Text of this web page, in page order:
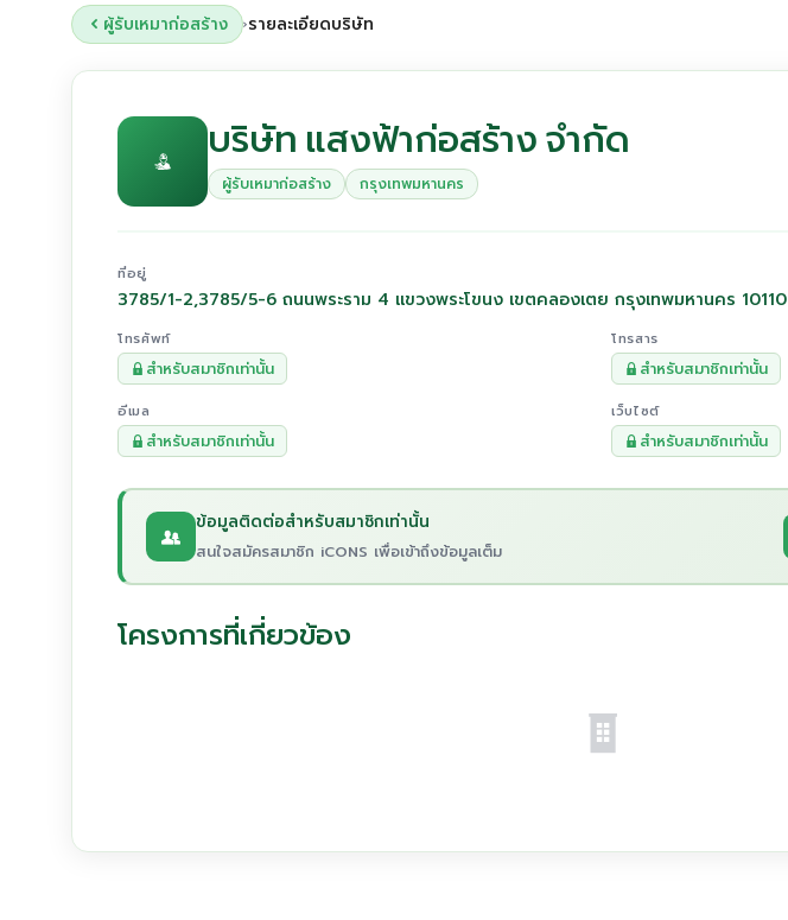
ผู้รับเหมาก่อสร้าง ›รายละเอียดบริษัท
บริษัท แสงฟ้าก่อสร้าง จำกัด
ผู้รับเหมาก่อสร้าง กรุงเทพมหานคร
ที่อยู่
3785/1-2,3785/5-6 ถนนพระราม 4 แขวงพระโขนง เขตคลองเตย กรุงเทพมหานคร 10110
โทรศัพท์
สำหรับสมาชิกเท่านั้น
โทรสาร
สำหรับสมาชิกเท่านั้น
อีเมล
สำหรับสมาชิกเท่านั้น
เว็บไซต์
สำหรับสมาชิกเท่านั้น
ข้อมูลติดต่อสำหรับสมาชิกเท่านั้น
สนใจสมัครสมาชิก iCONS เพื่อเข้าถึงข้อมูลเต็ม
โครงการที่เกี่ยวข้อง